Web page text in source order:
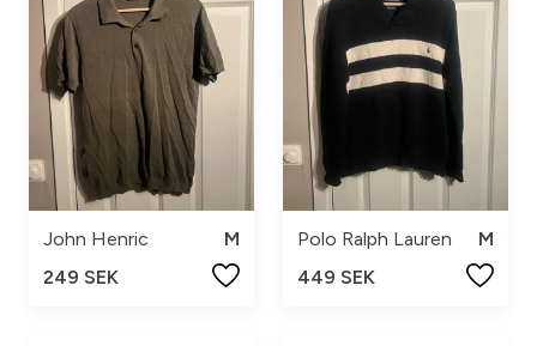
John Henric
M
249 SEK
Polo Ralph Lauren
M
449 SEK